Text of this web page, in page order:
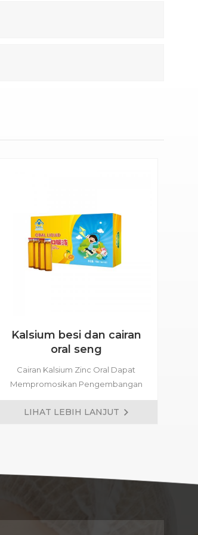
Kalsium besi dan cairan
oral seng
Cairan Kalsium Zinc Oral Dapat
Mempromosikan Pengembangan
Tulang, Sistem Saraf, Mata dan Visi,
dan Perbaiki Anemia.
LIHAT LEBIH LANJUT